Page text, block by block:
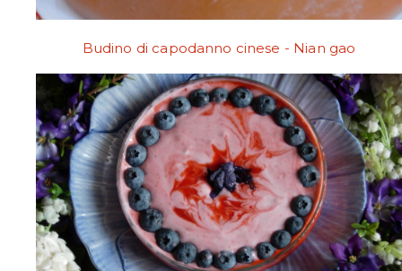
Budino di capodanno cinese - Nian gao